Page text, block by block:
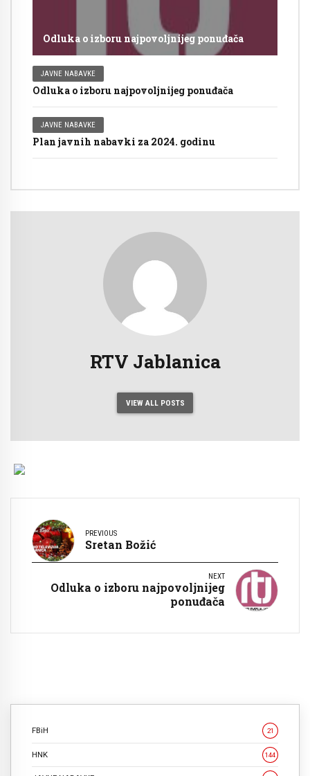
Odluka o izboru najpovoljnijeg ponuđača
JAVNE NABAVKE
Odluka o izboru najpovoljnijeg ponuđača
JAVNE NABAVKE
Plan javnih nabavki za 2024. godinu
RTV Jablanica
VIEW ALL POSTS
PREVIOUS
Sretan Božić
NEXT
Odluka o izboru najpovoljnijeg
ponuđača
FBiH 21
HNK 144